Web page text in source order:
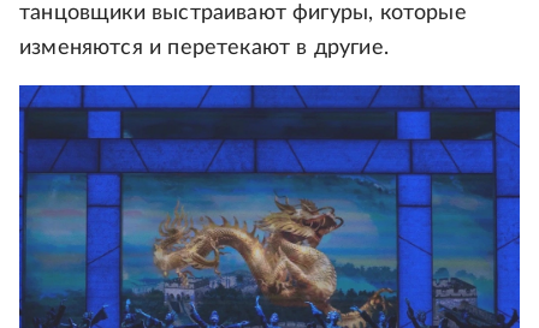
танцовщики выстраивают фигуры, которые
изменяются и перетекают в другие.